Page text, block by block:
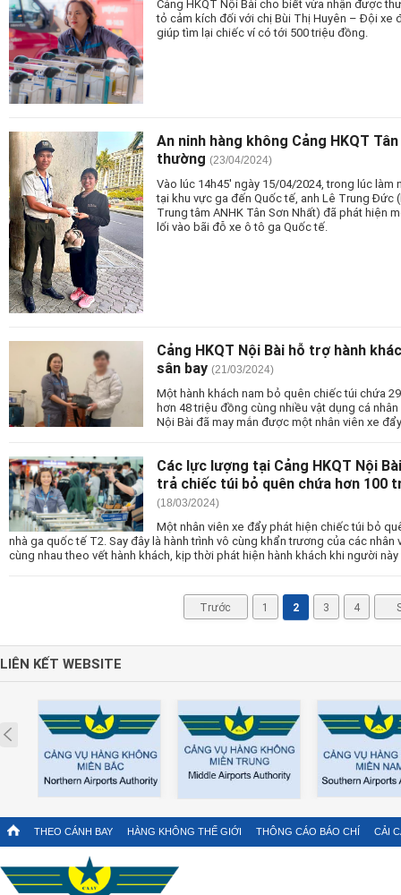
Cảng HKQT Nội Bài cho biết vừa nhận được
tỏ cảm kích đối với chị Bùi Thị Huyên – Đội xe
giúp tìm lại chiếc ví có tới 500 triệu đồng.
An ninh hàng không Cảng HKQT
thường (23/04/2024)
Vào lúc 14h45' ngày 15/04/2024, trong lúc
tại khu vực ga đến Quốc tế, anh Lê Trung Đức
Trung tâm ANHK Tân Sơn Nhất) đã phát hiện
lối vào bãi đỗ xe ô tô ga Quốc tế.
Cảng HKQT Nội Bài hỗ trợ hành
sân bay (21/03/2024)
Một hành khách nam bỏ quên chiếc túi chứa
hơn 48 triệu đồng cùng nhiều vật dụng cá
Nội Bài đã may mắn được một nhân viên xe
Các lực lượng tại Cảng HKQT Nội
trả chiếc túi bỏ quên chứa hơn 100
(18/03/2024)
Một nhân viên xe đẩy phát hiện chiếc túi bỏ
nhà ga quốc tế T2. Say đây là hành trình vô cùng khẩn trương của các nhân
cùng nhau theo vết hành khách, kịp thời phát hiện hành khách khi người
Trước 1 2 3 4
LIÊN KẾT WEBSITE
Prev
THEO CÁNH BAY HÀNG KHÔNG THẾ GIỚI THÔNG CÁO BÁO CHÍ CẢI